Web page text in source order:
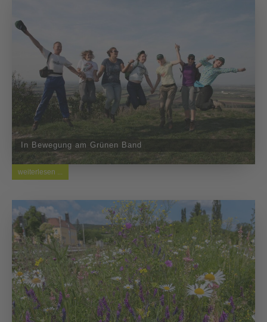
In Bewegung am Grünen Band
weiterlesen ...